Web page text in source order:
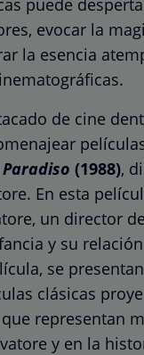
evocar la
la esencia
de cine
(1988),
En esta
un director
y su
se
clásicas
representan
y en la